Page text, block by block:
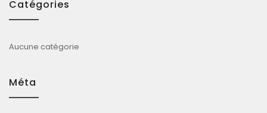
Catégories
Aucune catégorie
Méta